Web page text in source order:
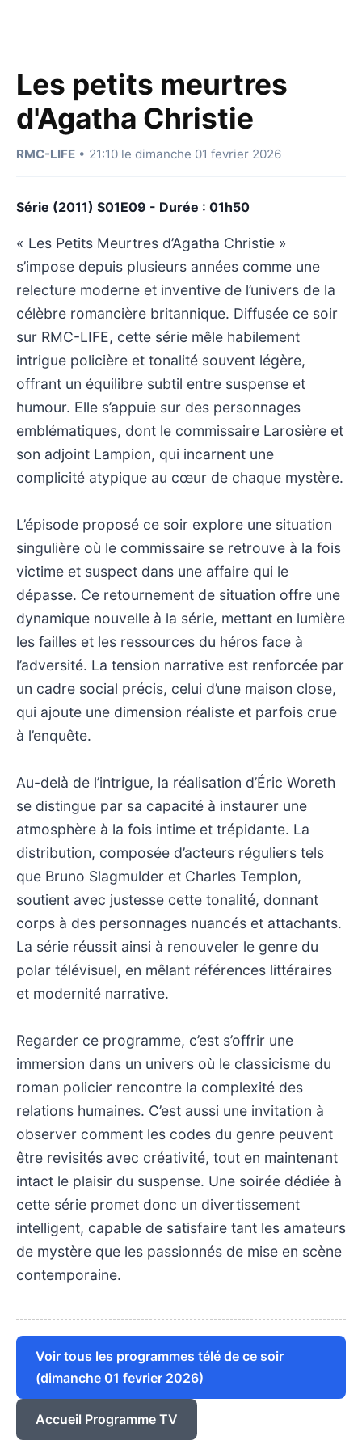
Les petits meurtres
d'Agatha Christie
RMC-LIFE • 21:10 le dimanche 01 fevrier 2026
Série (2011) S01E09 - Durée : 01h50
« Les Petits Meurtres d’Agatha Christie »
s’impose depuis plusieurs années comme une
relecture moderne et inventive de l’univers de la
célèbre romancière britannique. Diffusée ce soir
sur RMC-LIFE, cette série mêle habilement
intrigue policière et tonalité souvent légère,
offrant un équilibre subtil entre suspense et
humour. Elle s’appuie sur des personnages
emblématiques, dont le commissaire Larosière et
son adjoint Lampion, qui incarnent une
complicité atypique au cœur de chaque mystère.
L’épisode proposé ce soir explore une situation
singulière où le commissaire se retrouve à la fois
victime et suspect dans une affaire qui le
dépasse. Ce retournement de situation offre une
dynamique nouvelle à la série, mettant en lumière
les failles et les ressources du héros face à
l’adversité. La tension narrative est renforcée par
un cadre social précis, celui d’une maison close,
qui ajoute une dimension réaliste et parfois crue
à l’enquête.
Au-delà de l’intrigue, la réalisation d’Éric Woreth
se distingue par sa capacité à instaurer une
atmosphère à la fois intime et trépidante. La
distribution, composée d’acteurs réguliers tels
que Bruno Slagmulder et Charles Templon,
soutient avec justesse cette tonalité, donnant
corps à des personnages nuancés et attachants.
La série réussit ainsi à renouveler le genre du
polar télévisuel, en mêlant références littéraires
et modernité narrative.
Regarder ce programme, c’est s’offrir une
immersion dans un univers où le classicisme du
roman policier rencontre la complexité des
relations humaines. C’est aussi une invitation à
observer comment les codes du genre peuvent
être revisités avec créativité, tout en maintenant
intact le plaisir du suspense. Une soirée dédiée à
cette série promet donc un divertissement
intelligent, capable de satisfaire tant les amateurs
de mystère que les passionnés de mise en scène
contemporaine.
Voir tous les programmes télé de ce soir
(dimanche 01 fevrier 2026)
Accueil Programme TV